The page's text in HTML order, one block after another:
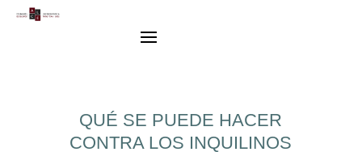
QUÉ SE PUEDE HACER
CONTRA LOS INQUILINOS